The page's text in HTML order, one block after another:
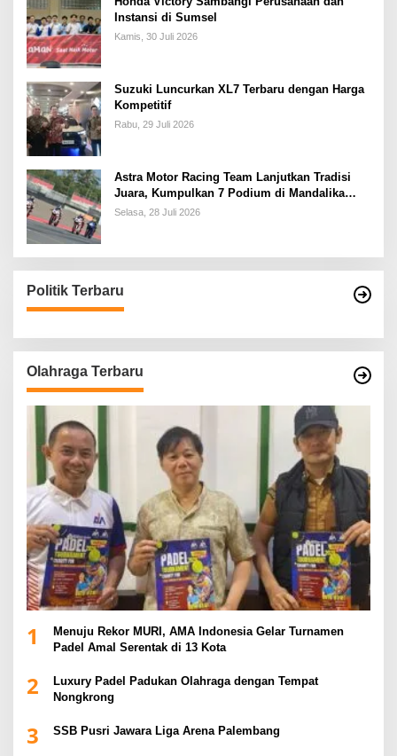
Instansi di Sumsel
Kamis, 30 Juli 2026
Suzuki Luncurkan XL7 Terbaru dengan Harga
Kompetitif
Rabu, 29 Juli 2026
Astra Motor Racing Team Lanjutkan Tradisi
Juara, Kumpulkan 7 Podium di Mandalika
Racing Series Putaran ke 3
Selasa, 28 Juli 2026
Politik Terbaru
Olahraga Terbaru
1
Menuju Rekor MURI, AMA Indonesia Gelar Turnamen
Padel Amal Serentak di 13 Kota
2
Luxury Padel Padukan Olahraga dengan Tempat
Nongkrong
3 SSB Pusri Jawara Liga Arena Palembang